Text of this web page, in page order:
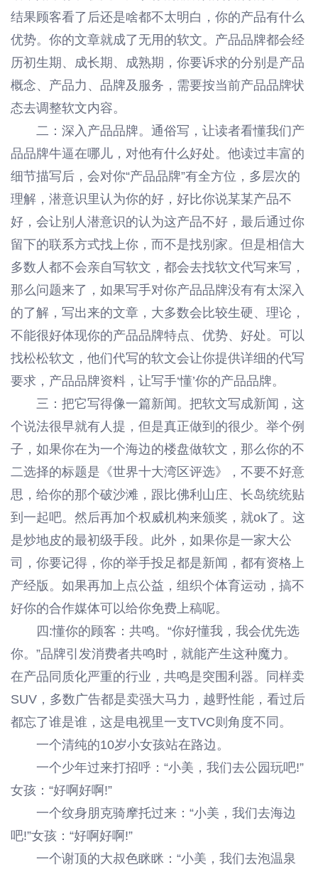
结果顾客看了后还是啥都不太明白，你的产品有什么
优势。你的文章就成了无用的软文。产品品牌都会经
历初生期、成长期、成熟期，你要诉求的分别是产品
概念、产品力、品牌及服务，需要按当前产品品牌状
态去调整软文内容。
二：深入产品品牌。通俗写，让读者看懂我们产
品品牌牛逼在哪儿，对他有什么好处。他读过丰富的
细节描写后，会对你“产品品牌”有全方位，多层次的
理解，潜意识里认为你的好，好比你说某某产品不
好，会让别人潜意识的认为这产品不好，最后通过你
留下的联系方式找上你，而不是找别家。但是相信大
多数人都不会亲自写软文，都会去找软文代写来写，
那么问题来了，如果写手对你产品品牌没有有太深入
的了解，写出来的文章，大多数会比较生硬、理论，
不能很好体现你的产品品牌特点、优势、好处。可以
找松松软文，他们代写的软文会让你提供详细的代写
要求，产品品牌资料，让写手‘懂’你的产品品牌。
三：把它写得像一篇新闻。把软文写成新闻，这
个说法很早就有人提，但是真正做到的很少。举个例
子，如果你在为一个海边的楼盘做软文，那么你的不
二选择的标题是《世界十大湾区评选》，不要不好意
思，给你的那个破沙滩，跟比佛利山庄、长岛统统贴
到一起吧。然后再加个权威机构来颁奖，就ok了。这
是炒地皮的最初级手段。此外，如果你是一家大公
司，你要记得，你的举手投足都是新闻，都有资格上
产经版。如果再加上点公益，组织个体育运动，搞不
好你的合作媒体可以给你免费上稿呢。
四:懂你的顾客：共鸣。“你好懂我，我会优先选
你。”品牌引发消费者共鸣时，就能产生这种魔力。
在产品同质化严重的行业，共鸣是突围利器。同样卖
SUV，多数广告都是卖强大马力，越野性能，看过后
都忘了谁是谁，这是电视里一支TVC则角度不同。
一个清纯的10岁小女孩站在路边。
一个少年过来打招呼：“小美，我们去公园玩吧!”
女孩：“好啊好啊!”
一个纹身朋克骑摩托过来：“小美，我们去海边
吧!”女孩：“好啊好啊!”
一个谢顶的大叔色眯眯：“小美，我们去泡温泉